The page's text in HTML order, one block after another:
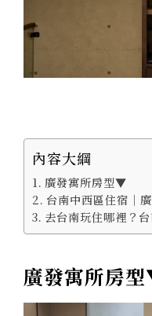
內容大綱
廣發寓所房型▼
台南中西區住宿｜
去台南玩住哪裡？
廣發寓所房